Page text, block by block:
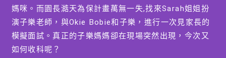
媽咪。而園長澔天為保計畫萬無一失,找來Sarah姐姐扮
演子樂老師，與Okie Bobie和子樂，進行一次見家長的
模擬面試。真正的子樂媽媽卻在現場突然出現，今次又
如何收科呢？